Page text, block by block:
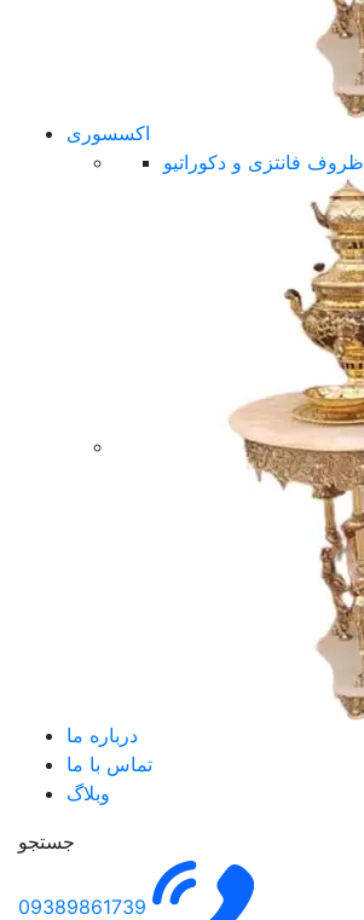
اکسسوری
ظروف فانتزی و دکوراتیو
درباره ما
تماس با ما
وبلاگ
جستجو
09389861739